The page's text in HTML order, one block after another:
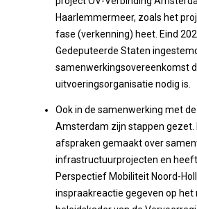
Haarlemmermeer, zoals het
fase (verkenning) heet. Eind
Gedeputeerde Staten
samenwerkingsovereenkomst
uitvoeringsorganisatie nodig is.
Ook in de samenwerking met
Amsterdam zijn stappen gezet.
afspraken gemaakt over
infrastructuurprojecten en
Perspectief Mobiliteit Noord-
inspraakreactie gegeven op het